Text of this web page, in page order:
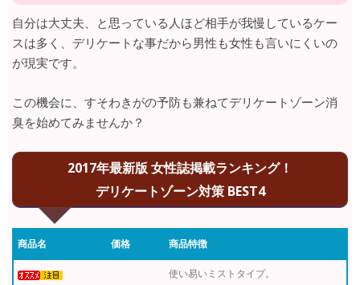
自分は大丈夫、と思っている人ほど相手が我慢しているケー
スは多く、デリケートな事だから男性も女性も言いにくいの
が現実です。
この機会に、すそわきがの予防も兼ねてデリケートゾーン消
臭を始めてみませんか？
2017年最新版 女性誌掲載ランキング！
デリケートゾーン対策 BEST4
商品名 価格 商品特徴
使い易いミストタイプ。